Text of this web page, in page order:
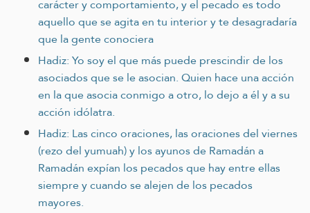
carácter y comportamiento, y el pecado es todo
aquello que se agita en tu interior y te desagradaría
que la gente conociera
Hadiz: Yo soy el que más puede prescindir de los
asociados que se le asocian. Quien hace una acción
en la que asocia conmigo a otro, lo dejo a él y a su
acción idólatra.
Hadiz: Las cinco oraciones, las oraciones del viernes
(rezo del yumuah) y los ayunos de Ramadán a
Ramadán expían los pecados que hay entre ellas
siempre y cuando se alejen de los pecados
mayores.